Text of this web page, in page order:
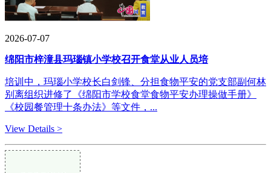
2026-07-07
绵阳市梓潼县玛瑙镇小学校召开食堂从业人员培
培训中，玛瑙小学校长白剑锋、分担食物平安的党支部副何林
别离组织进修了《绵阳市学校食堂食物平安办理操做手册》
《校园餐管理十条办法》等文件，...
View Details >